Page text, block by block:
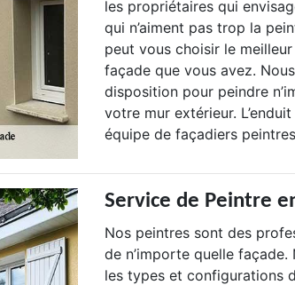
les propriétaires qui
qui n’aiment pas trop la
peut vous choisir le
façade que vous avez.
disposition pour peindre
votre mur extérieur.
équipe de façadiers
Service de Peintre
Nos peintres sont des
de n’importe quelle
les types et configurations